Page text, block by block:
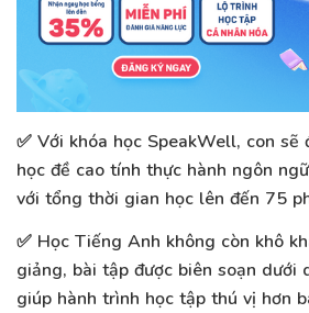
✅ Với khóa học SpeakWell, con
học đề cao tính thực hành ngôn
với tổng thời gian học lên đến 75
✅ Học Tiếng Anh không còn khô
giảng, bài tập được biên soạn dưới
giúp hành trình học tập thú vị hơn